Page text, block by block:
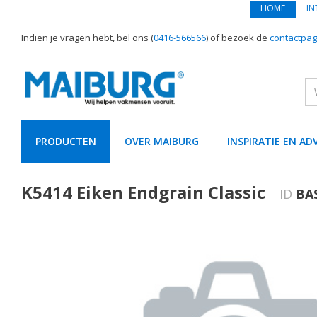
HOME
Indien je vragen hebt, bel ons (0416-566566) of bezoek de
PRODUCTEN OVER MAIBURG INSPIRATIE EN
K5414 Eiken Endgrain Classic ID